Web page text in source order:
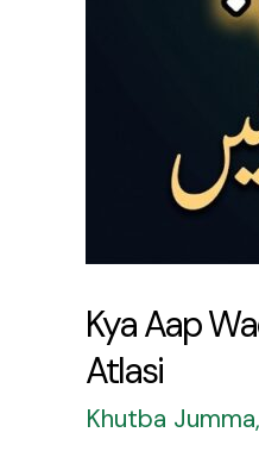
Kya Aap
Atlasi
Khutba Jumma,
Dr
Muhammad
Nazir
Atlasi